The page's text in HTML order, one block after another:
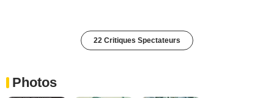
22 Critiques Spectateurs
Photos